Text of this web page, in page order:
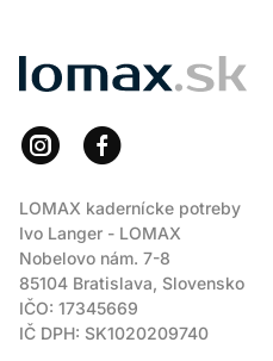
LOMAX
LOMAX kadernícke potreby
Ivo Langer - LOMAX
Nobelovo nám. 7-8
85104 Bratislava, Slovensko
IČO: 17345669
IČ DPH: SK1020209740